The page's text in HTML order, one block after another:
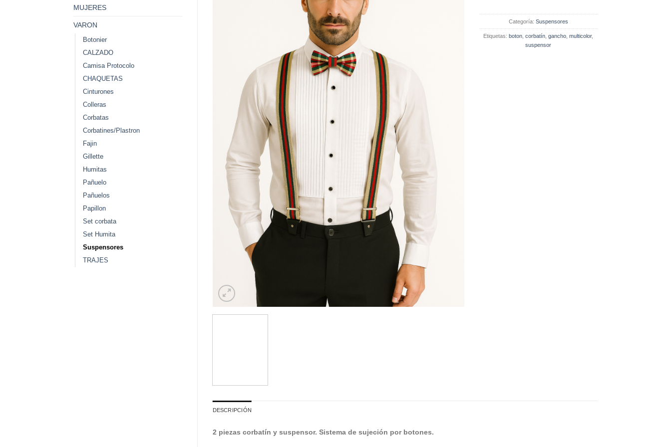
MUJERES
VARON
Botonier
CALZADO
Camisa Protocolo
CHAQUETAS
Cinturones
Colleras
Corbatas
Corbatines/Plastron
Fajin
Gillette
Humitas
Pañuelo
Pañuelos
Papillon
Set corbata
Set Humita
Suspensores
TRAJES
Categoría: Suspensores
Etiquetas:boton ,corbatín ,gancho ,multicolor,
suspensor
DESCRIPCIÓN
2 piezas corbatín y suspensor. Sistema de sujeción por botones.